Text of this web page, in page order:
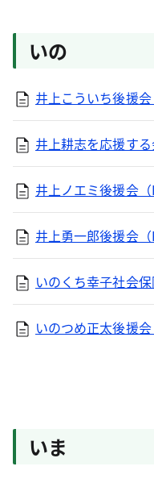
いの
井上こういち後援会
井上耕志を応援する
井上ノエミ後援会（
井上勇一郎後援会（
いのくち幸子社会
いのつめ正太後援会
いま